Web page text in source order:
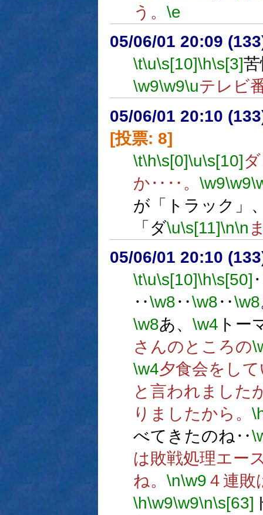
う。 \e
05/06/01 20:09
\t\u\s[10]\h\s[3]
\w9\w9\uテレビ
05/06/01 20:10
[投票: 8]
\t\h\s[0]\u\s[10]
か‥‥。 \w9\w9
が「トラック」
「ダ\u\s[11]\n\n
05/06/01 20:10
\t\u\s[10]\h\s[50]
‥\w8‥\w8‥\w8
\w8あ、 \w4 トー
さんのところの
\w4夕食会をし
と言われました
りましたから。
べてきたのね‥
は敗戦処理エー
ね。 \n\w9 ４連
\h\w9\w9\n\s[63]